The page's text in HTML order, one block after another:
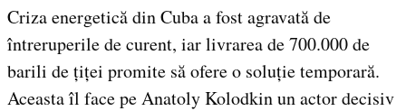
Criza energetică din Cuba a fost agravată de
întreruperile de curent, iar livrarea de 700.000 de
barili de țiței promite să ofere o soluție temporară.
Aceasta îl face pe Anatoly Kolodkin un actor decisiv